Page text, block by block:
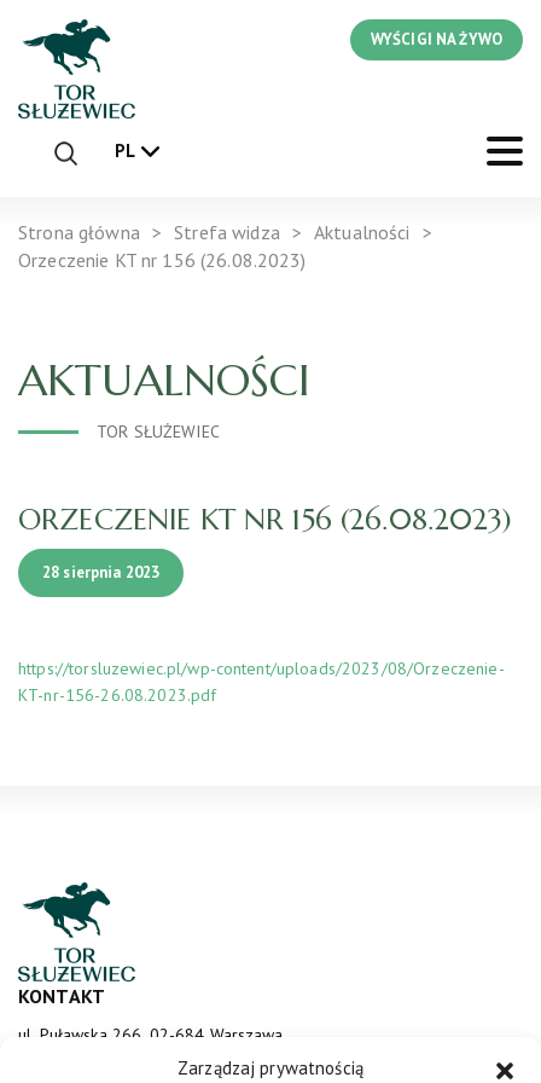
Zarządzaj prywatnością
WYŚCIGI NA ŻYWO
PL
Strona główna Strefa widza
Aktualności
Orzeczenie KT nr 156 (26.08.2023)
AKTUALNOŚCI
TOR SŁUŻEWIEC
ORZECZENIE KT NR 156 (26.08.2023)
28 sierpnia 2023
https://torsluzewiec.pl/wp-content/uploads/2023/08/Orzeczenie-
KT-nr-156-26.08.2023.pdf
KONTAKT
ul. Puławska 266, 02-684 Warszawa
sluzewiec@totalizator.pl